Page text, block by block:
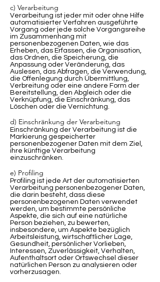
c) Verarbeitung
Verarbeitung ist jeder mit oder ohne Hilfe
automatisierter Verfahren ausgeführte
Vorgang oder jede solche Vorgangsreihe
im Zusammenhang mit
personenbezogenen Daten, wie das
Erheben, das Erfassen, die Organisation,
das Ordnen, die Speicherung, die
Anpassung oder Veränderung, das
Auslesen, das Abfragen, die Verwendung,
die Offenlegung durch Übermittlung,
Verbreitung oder eine andere Form der
Bereitstellung, den Abgleich oder die
Verknüpfung, die Einschränkung, das
Löschen oder die Vernichtung.
d) Einschränkung der Verarbeitung
Einschränkung der Verarbeitung ist die
Markierung gespeicherter
personenbezogener Daten mit dem Ziel,
ihre künftige Verarbeitung
einzuschränken.
e) Profiling
Profiling ist jede Art der automatisierten
Verarbeitung personenbezogener Daten,
die darin besteht, dass diese
personenbezogenen Daten verwendet
werden, um bestimmte persönliche
Aspekte, die sich auf eine natürliche
Person beziehen, zu bewerten,
insbesondere, um Aspekte bezüglich
Arbeitsleistung, wirtschaftlicher Lage,
Gesundheit, persönlicher Vorlieben,
Interessen, Zuverlässigkeit, Verhalten,
Aufenthaltsort oder Ortswechsel dieser
natürlichen Person zu analysieren oder
vorherzusagen.